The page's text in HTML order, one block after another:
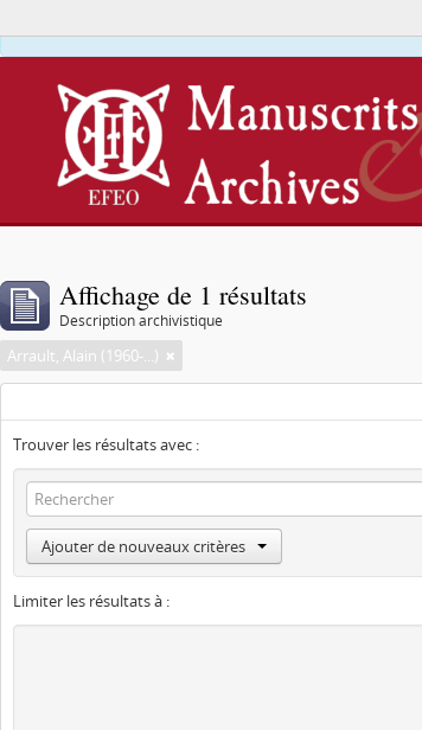
Affichage de 1 résultats
Description archivistique
Arrault, Alain (1960-...)
Trouver les résultats avec :
Ajouter de nouveaux critères
Limiter les résultats à :